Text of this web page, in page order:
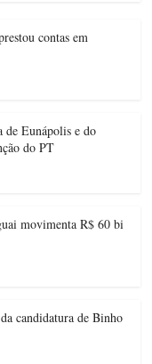
contas em
de Eunápolis e do
do PT
movimenta R$ 60 bi
candidatura de Binho